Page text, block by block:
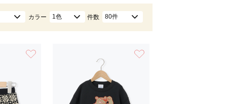
カラー 1色 件数 80件